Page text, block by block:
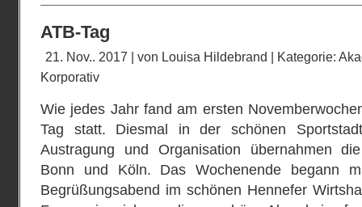
ATB-Tag
21. Nov.. 2017 | von Louisa Hildebrand | Kategorie:
Korporativ
Wie jedes Jahr fand am ersten
Tag statt. Diesmal in der schönen
Austragung und Organisation übernahmen
Bonn und Köln. Das Wochenende begann
Begrüßungsabend im schönen Hennefer